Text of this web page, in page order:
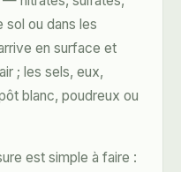
ou dans les
en surface et
; les sels, eux,
blanc, poudreux ou
est simple à faire :